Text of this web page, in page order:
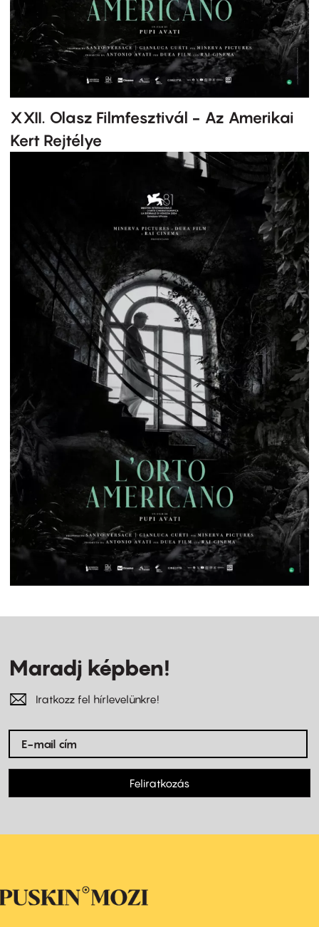
XXII. Olasz Filmfesztivál - Az Amerikai
Kert Rejtélye
Maradj képben!
Iratkozz fel hírlevelünkre!
Feliratkozás